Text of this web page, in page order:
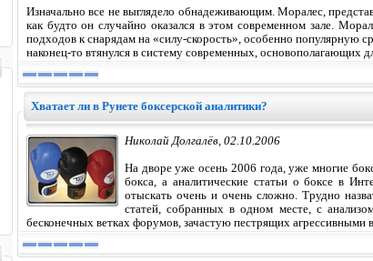
Изначально все не выглядело обнадеживающим. Моралес,
как будто он случайно оказался в этом современном зале.
подходов к снарядам на «силу-скорость», особенно популярную
наконец-то втянулся в систему современных, основополагающих
Хватает ли в Рунете боксерской аналитики?
Николай Долгалёв, 02.10.2006
На дворе уже осень 2006 года, уже многие
бокса, а аналитические статьи о боксе в
отыскать очень и очень сложно. Трудно
статей, собранных в одном месте, с
бесконечных ветках форумов, зачастую пестрящих